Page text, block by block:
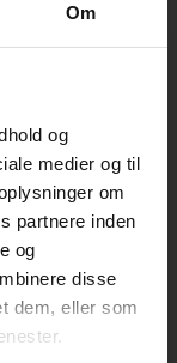
Om
og
medier og til
om
partnere inden
og
disse
dem, eller som